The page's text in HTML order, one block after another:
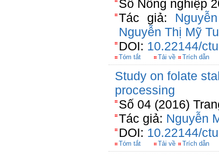
Số Nông nghiệp
Tác giả:
Nguyễn Thị Mỹ
DOI: 10.22144/
Tóm tắt Tải về Trích dẫn
Study on folate
processing
Số 04 (2016)
Tác giả: Nguyễn
DOI: 10.22144/
Tóm tắt Tải về Trích dẫn